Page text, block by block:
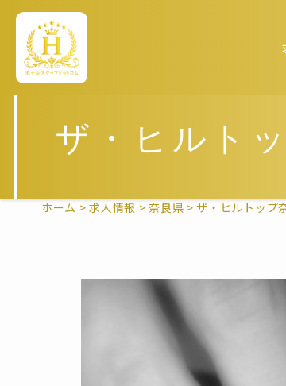
ザ・ヒルト
ホーム >求人情報 >奈良県 > ザ・ヒルトップ